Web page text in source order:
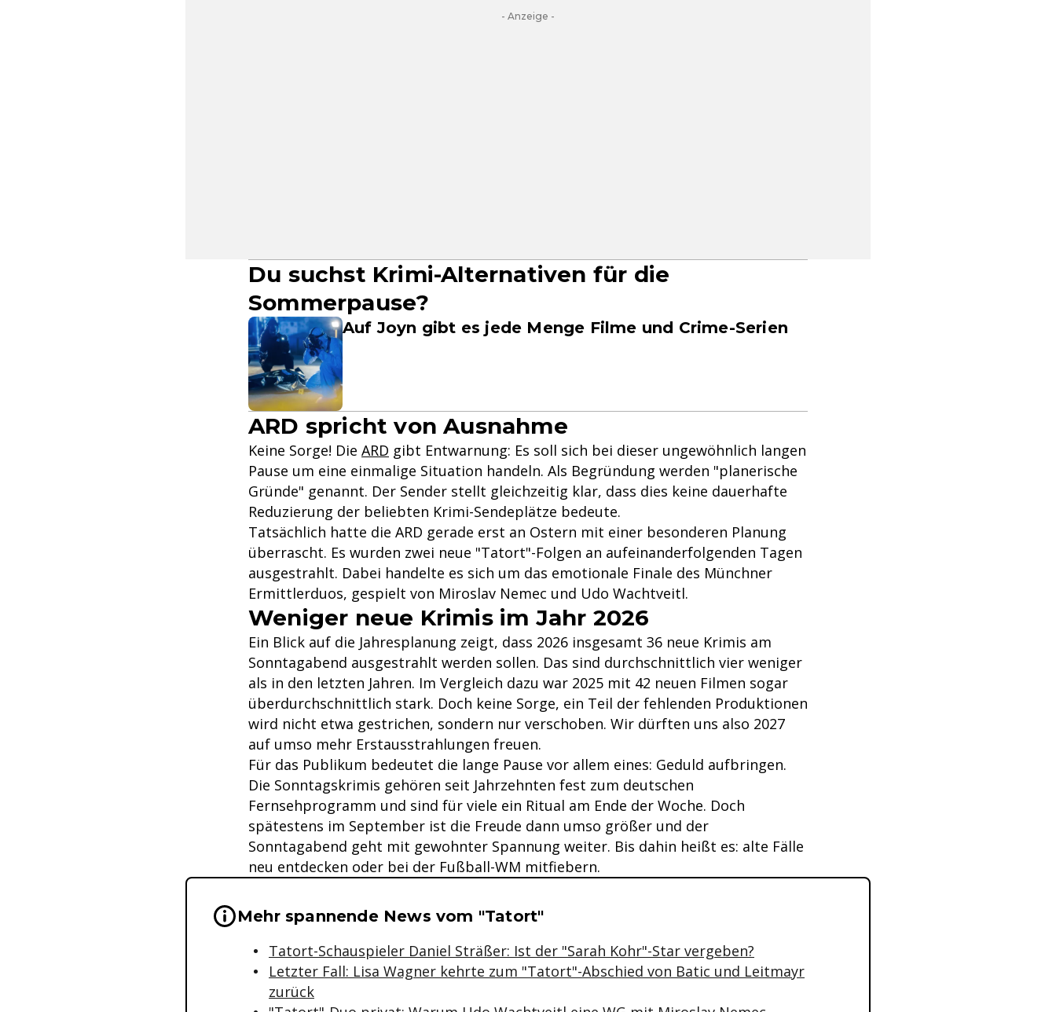
- Anzeige -
Du suchst Krimi-Alternativen für die
Sommerpause?
Auf Joyn gibt es jede Menge Filme und Crime-Serien
ARD spricht von Ausnahme
Keine Sorge! Die ARD gibt Entwarnung: Es soll sich bei dieser ungewöhnlich langen
Pause um eine einmalige Situation handeln. Als Begründung werden "planerische
Gründe" genannt. Der Sender stellt gleichzeitig klar, dass dies keine dauerhafte
Reduzierung der beliebten Krimi-Sendeplätze bedeute.
Tatsächlich hatte die ARD gerade erst an Ostern mit einer besonderen Planung
überrascht. Es wurden zwei neue "Tatort"-Folgen an aufeinanderfolgenden Tagen
ausgestrahlt. Dabei handelte es sich um das emotionale Finale des Münchner
Ermittlerduos, gespielt von Miroslav Nemec und Udo Wachtveitl.
Weniger neue Krimis im Jahr 2026
Ein Blick auf die Jahresplanung zeigt, dass 2026 insgesamt 36 neue Krimis am
Sonntagabend ausgestrahlt werden sollen. Das sind durchschnittlich vier weniger
als in den letzten Jahren. Im Vergleich dazu war 2025 mit 42 neuen Filmen sogar
überdurchschnittlich stark. Doch keine Sorge, ein Teil der fehlenden Produktionen
wird nicht etwa gestrichen, sondern nur verschoben. Wir dürften uns also 2027
auf umso mehr Erstausstrahlungen freuen.
Für das Publikum bedeutet die lange Pause vor allem eines: Geduld aufbringen.
Die Sonntagskrimis gehören seit Jahrzehnten fest zum deutschen
Fernsehprogramm und sind für viele ein Ritual am Ende der Woche. Doch
spätestens im September ist die Freude dann umso größer und der
Sonntagabend geht mit gewohnter Spannung weiter. Bis dahin heißt es: alte Fälle
neu entdecken oder bei der Fußball-WM mitfiebern.
Wichtige Hinweise & Informationen zum Inhalt
Mehr spannende News vom "Tatort"
Tatort-Schauspieler Daniel Sträßer: Ist der "Sarah Kohr"-Star vergeben?
Letzter Fall: Lisa Wagner kehrte zum "Tatort"-Abschied von Batic und Leitmayr
zurück